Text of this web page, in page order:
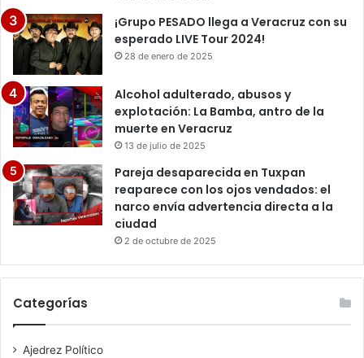
¡Grupo PESADO llega a Veracruz con su
esperado LIVE Tour 2024!
28 de enero de 2025
Alcohol adulterado, abusos y
explotación: La Bamba, antro de la
muerte en Veracruz
13 de julio de 2025
Pareja desaparecida en Tuxpan
reaparece con los ojos vendados: el
narco envía advertencia directa a la
ciudad
2 de octubre de 2025
Categorías
Ajedrez Político